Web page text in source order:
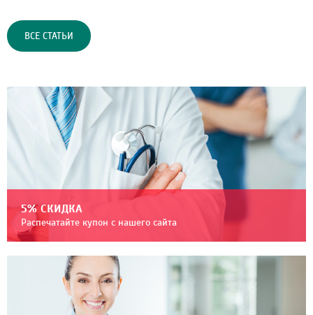
ВСЕ СТАТЬИ
5% СКИДКА
Распечатайте купон с нашего сайта